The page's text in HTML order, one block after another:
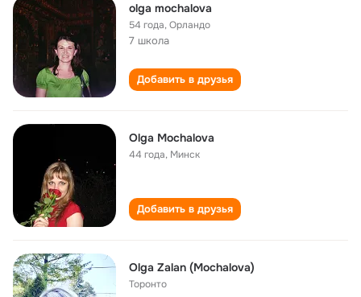
olga mochalova
54 года,Орландо
7 школа
Добавить в друзья
Olga Mochalova
44 года, Минск
Добавить в друзья
Olga Zalan (Mochalova)
Торонто